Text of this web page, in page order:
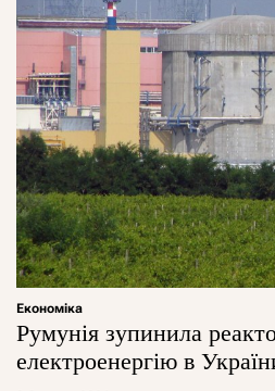
Економіка
Румунія зупинила
електроенергію в